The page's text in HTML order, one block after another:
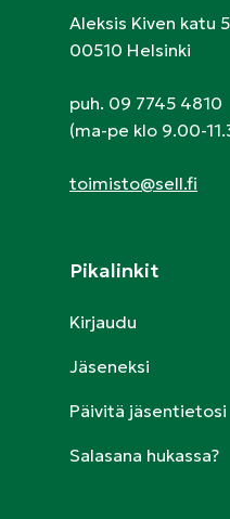
Aleksis Kiven katu
00510 Helsinki
puh. 09 7745 4810
(ma-pe klo 9.00-
toimisto@sell.fi
Pikalinkit
Kirjaudu
Jäseneksi
Päivitä jäsentietosi
Salasana hukassa?